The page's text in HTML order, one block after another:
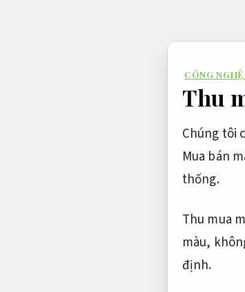
CÔNG
Thu
Chúng tôi
Mua bán
thống.
Thu mua
màu,
định.